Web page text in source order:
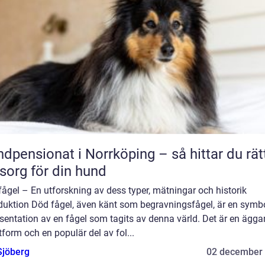
i Norrköping – så hittar du
för din hund
– En utforskning av dess typer, mätningar och historik
Död fågel, även känt som begravningsfågel, är en
av en fågel som tagits av denna värld. Det är en
och en populär del av fol...
02 december